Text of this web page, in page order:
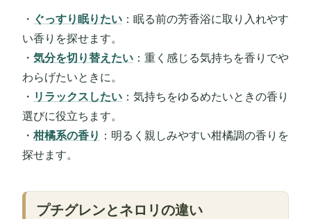
・ ぐっすり眠りたい ：眠る前の芳香浴に取り入れやす
い香りを探せます。
・ 気分を切り替えたい ：重く感じる気持ちを香りでや
わらげたいときに。
・ リラックスしたい ：気持ちをゆるめたいときの香り
選びに役立ちます。
・ 柑橘系の香り ：明るく親しみやすい柑橘調の香りを
探せます。
プチグレンとネロリの違い